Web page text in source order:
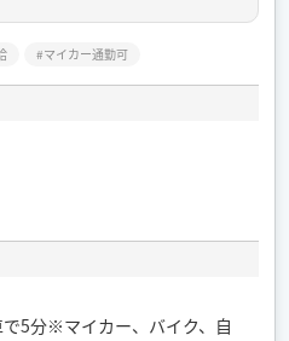
マイカー通勤可
で5分※マイカー、バイク、自